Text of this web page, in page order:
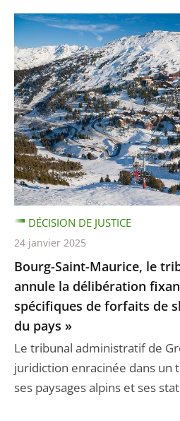
Bourg-Saint-Maurice, le
annule la délibération
spécifiques de forfaits de
du pays »
Le tribunal administratif de
juridiction enracinée dans
ses paysages alpins et ses
DÉCISION DE JUSTICE
24 janvier 2025